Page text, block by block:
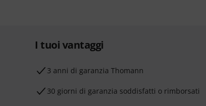
I tuoi vantaggi
3 anni di garanzia Thomann
30 giorni di garanzia soddisfatti o rimborsati